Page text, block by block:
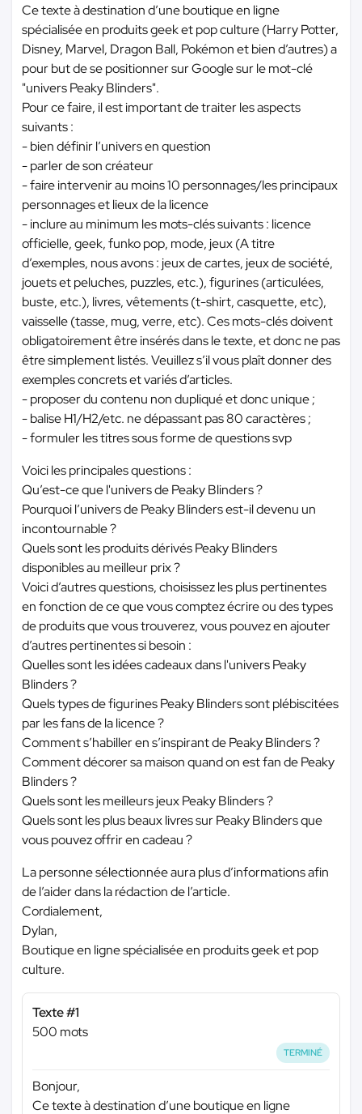
Ce texte à destination d’une boutique en ligne
spécialisée en produits geek et pop culture (Harry Potter,
Disney, Marvel, Dragon Ball, Pokémon et bien d’autres) a
pour but de se positionner sur Google sur le mot-clé
"univers Peaky Blinders".
Pour ce faire, il est important de traiter les aspects
suivants :
- bien définir l’univers en question
- parler de son créateur
- faire intervenir au moins 10 personnages/les principaux
personnages et lieux de la licence
- inclure au minimum les mots-clés suivants : licence
officielle, geek, funko pop, mode, jeux (A titre
d’exemples, nous avons : jeux de cartes, jeux de société,
jouets et peluches, puzzles, etc.), figurines (articulées,
buste, etc.), livres, vêtements (t-shirt, casquette, etc),
vaisselle (tasse, mug, verre, etc). Ces mots-clés doivent
obligatoirement être insérés dans le texte, et donc ne pas
être simplement listés. Veuillez s’il vous plaît donner des
exemples concrets et variés d’articles.
- proposer du contenu non dupliqué et donc unique ;
- balise H1/H2/etc. ne dépassant pas 80 caractères ;
- formuler les titres sous forme de questions svp
Voici les principales questions :
Qu’est-ce que l'univers de Peaky Blinders ?
Pourquoi l’univers de Peaky Blinders est-il devenu un
incontournable ?
Quels sont les produits dérivés Peaky Blinders
disponibles au meilleur prix ?
Voici d’autres questions, choisissez les plus pertinentes
en fonction de ce que vous comptez écrire ou des types
de produits que vous trouverez, vous pouvez en ajouter
d’autres pertinentes si besoin :
Quelles sont les idées cadeaux dans l'univers Peaky
Blinders ?
Quels types de figurines Peaky Blinders sont plébiscitées
par les fans de la licence ?
Comment s’habiller en s’inspirant de Peaky Blinders ?
Comment décorer sa maison quand on est fan de Peaky
Blinders ?
Quels sont les meilleurs jeux Peaky Blinders ?
Quels sont les plus beaux livres sur Peaky Blinders que
vous pouvez offrir en cadeau ?
La personne sélectionnée aura plus d’informations afin
de l’aider dans la rédaction de l’article.
Cordialement,
Dylan,
Boutique en ligne spécialisée en produits geek et pop
culture.
Texte #1
500 mots
TERMINÉ
Bonjour,
Ce texte à destination d’une boutique en ligne